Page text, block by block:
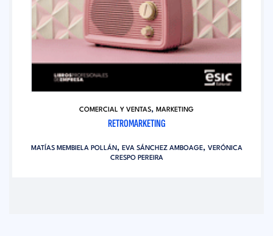
COMERCIAL Y VENTAS, MARKETING
RETROMARKETING
MATÍAS MEMBIELA POLLÁN, EVA SÁNCHEZ AMBOAGE, VERÓNICA
CRESPO PEREIRA